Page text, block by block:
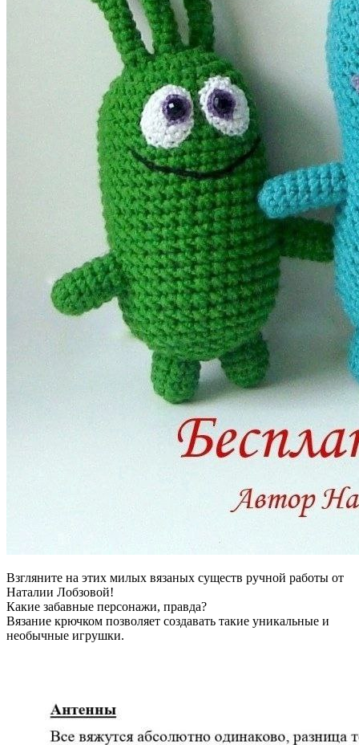
Взгляните на этих милых вязаных существ ручной работы от
Наталии Лобзовой!
Какие забавные персонажи, правда?
Вязание крючком позволяет создавать такие уникальные и
необычные игрушки.